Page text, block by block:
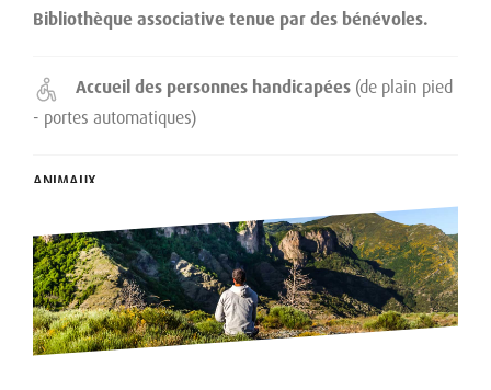
Bibliothèque associative tenue par des bénévoles.
Accueil des personnes handicapées (de plain pied
- portes automatiques)
ANIMAUX
Les animaux ne sont pas acceptés